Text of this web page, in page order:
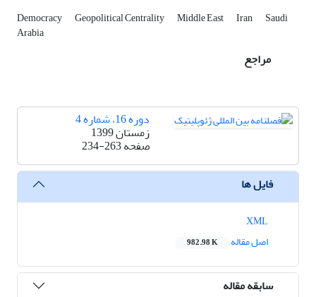
Democracy Geopolitical Centrality Middle East Iran Saudi
Arabia
مراجع
دوره 16، شماره 4
زمستان 1399
صفحه234-263
فایل ها
اصل مقاله
982.98 K
سابقه مقاله